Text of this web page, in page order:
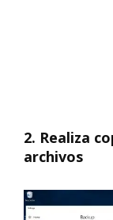
2. Realiza
archivos